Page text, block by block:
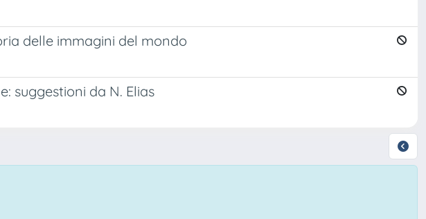
delle immagini del mondo
suggestioni da N. Elias